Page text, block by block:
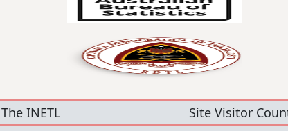
INETL Site Visitor